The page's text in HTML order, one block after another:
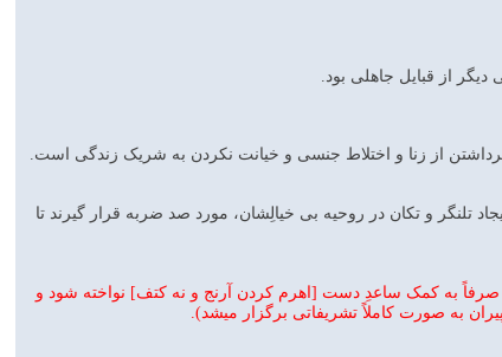
از قبایل جاهلی بود.
از زنا و اختلاط جنسی و خیانت نکردن به شریک زندگی است.
تلنگر و تکان در روحیه بی خیالِشان، مورد صد ضربه قرار گیرند تا
صرفاً به کمک ساعدِ دست [اهرم کردن آرنج و نه کتف] نواخته شود و
به صورت کاملاً تشریفاتی برگزار میشد).